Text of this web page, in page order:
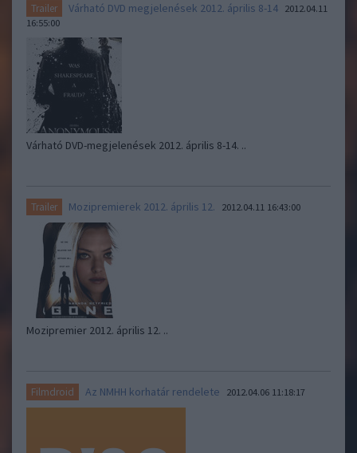
Trailer Várható DVD megjelenések 2012. április 8-14 2012.04.11
16:55:00
Várható DVD-megjelenések 2012. április 8-14. ..
Trailer Mozipremierek 2012. április 12. 2012.04.11 16:43:00
Mozipremier 2012. április 12. ..
Filmdroid Az NMHH korhatár rendelete 2012.04.06 11:18:17